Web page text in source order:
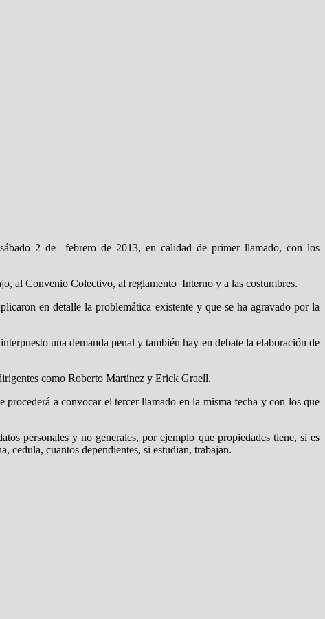
2 de febrero de 2013, en calidad de primer llamado, con los
al Convenio Colectivo, al reglamento Interno y a las costumbres.
en detalle la problemática existente y que se ha agravado por la
una demanda penal y también hay en debate la elaboración de
como Roberto Martínez y Erick Graell.
a convocar el tercer llamado en la misma fecha y con los que
personales y no generales, por ejemplo que propiedades tiene, si es
cedula, cuantos dependientes, si estudian, trabajan.